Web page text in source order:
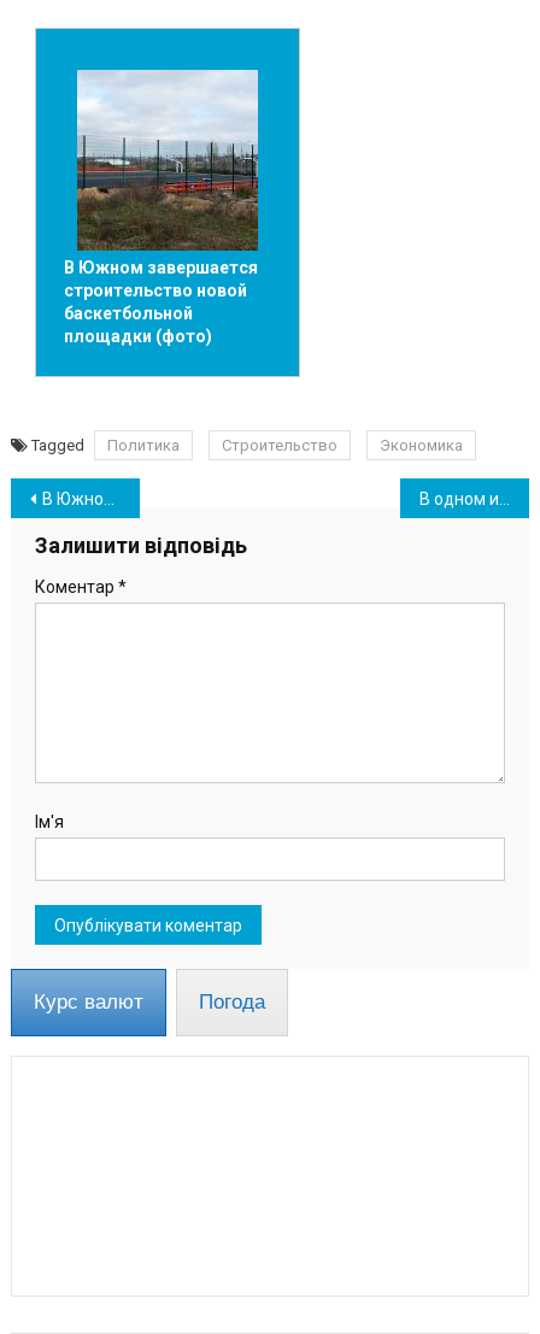
В Южном завершается
строительство новой
баскетбольной
площадки (фото)
Tagged Политика Строительство Экономика
Навігація
записів
В Южном задержали одесситку, укравшую на рынке телефон
Залишити відповідь
Коментар *
Ім'я
Курс валют Погода